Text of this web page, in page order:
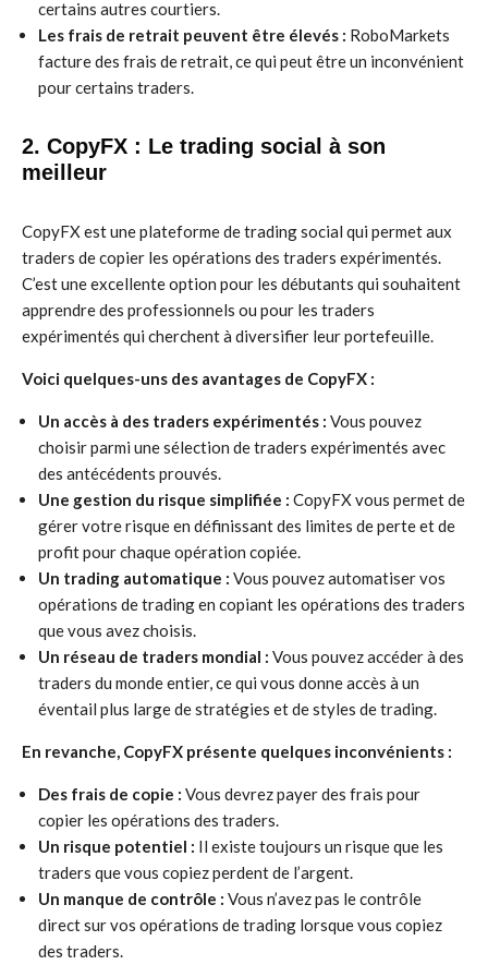
certains autres courtiers.
Les frais de retrait peuvent être élevés : RoboMarkets
facture des frais de retrait, ce qui peut être un inconvénient
pour certains traders.
2. CopyFX : Le trading social à son
meilleur
CopyFX est une plateforme de trading social qui permet aux
traders de copier les opérations des traders expérimentés.
C’est une excellente option pour les débutants qui souhaitent
apprendre des professionnels ou pour les traders
expérimentés qui cherchent à diversifier leur portefeuille.
Voici quelques-uns des avantages de CopyFX :
Un accès à des traders expérimentés : Vous pouvez
choisir parmi une sélection de traders expérimentés avec
des antécédents prouvés.
Une gestion du risque simplifiée : CopyFX vous permet de
gérer votre risque en définissant des limites de perte et de
profit pour chaque opération copiée.
Un trading automatique : Vous pouvez automatiser vos
opérations de trading en copiant les opérations des traders
que vous avez choisis.
Un réseau de traders mondial : Vous pouvez accéder à des
traders du monde entier, ce qui vous donne accès à un
éventail plus large de stratégies et de styles de trading.
En revanche, CopyFX présente quelques inconvénients :
Des frais de copie : Vous devrez payer des frais pour
copier les opérations des traders.
Un risque potentiel : Il existe toujours un risque que les
traders que vous copiez perdent de l’argent.
Un manque de contrôle : Vous n’avez pas le contrôle
direct sur vos opérations de trading lorsque vous copiez
des traders.